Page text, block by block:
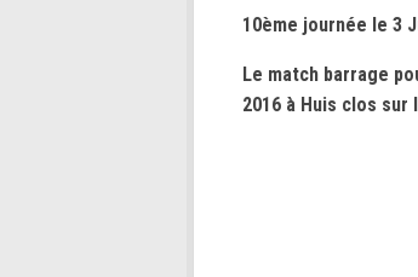
10ème journée le 3
Le match barrage
2016 à Huis clos sur